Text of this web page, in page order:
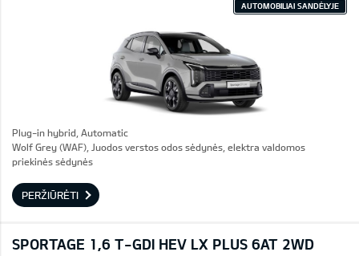
AUTOMOBILIAI SANDĖLYJE
Plug-in hybrid, Automatic
Wolf Grey (WAF), Juodos verstos odos sėdynės, elektra valdomos
priekinės sėdynės
PERŽIŪRĖTI
SPORTAGE 1,6 T-GDI HEV LX PLUS 6AT 2WD